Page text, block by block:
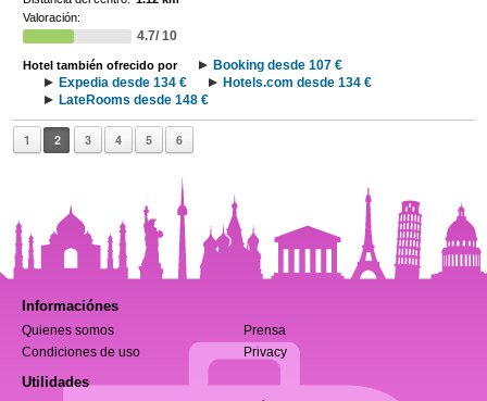
Valoración:
4.7/ 10
Hotel también ofrecido por
Booking desde 107 €
Expedia desde 134 €
Hotels.com desde 134 €
LateRooms desde 148 €
1 2 3 4 5 6
Informaciónes
Quienes somos
Prensa
Condiciones de uso
Privacy
Utilidades